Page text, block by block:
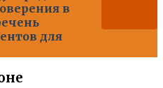
в
для